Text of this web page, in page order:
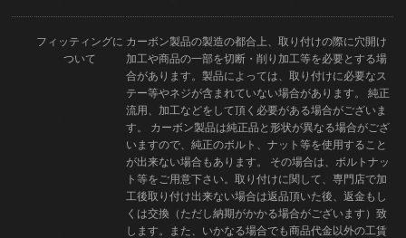
フィッティングに
ついて
カーボン製品の製造の都合上、取り付けの際に穴開け
加工や商品の一部を切断・削り加工等を必要とする場
合があります。製品によっては、取り付けに必要なス
テー等やネジが含まれていない場合があります。 純正
流用、加工などをして頂く必要がある場合がございま
す。 カーボン製品は純正品と形状が異なる場合がござ
いますので、純正のボルト、ナット等を使用すること
が出来ない場合もあります。 その場合は、ボルトナッ
ト等をご用意下さい。取り付けに関して、専門店で加
工後取り付け出来ない場合は返品頂いた後、返金もし
くは交換（ただし納期がかかる場合がございます）致
します。また、いかなる場合でも商品代金以外の工賃